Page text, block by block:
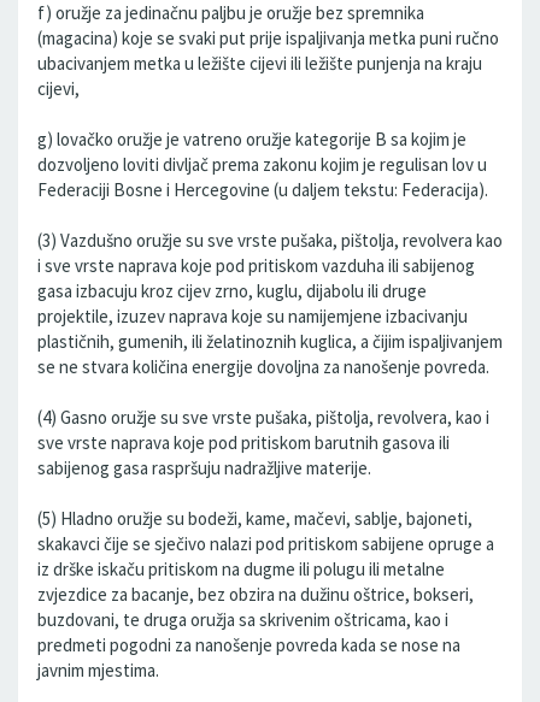
f) oružje za jedinačnu paljbu je oružje bez spremnika
(magacina) koje se svaki put prije ispaljivanja metka puni ručno
ubacivanjem metka u ležište cijevi ili ležište punjenja na kraju
cijevi,
g) lovačko oružje je vatreno oružje kategorije B sa kojim je
dozvoljeno loviti divljač prema zakonu kojim je regulisan lov u
Federaciji Bosne i Hercegovine (u daljem tekstu: Federacija).
(3) Vazdušno oružje su sve vrste pušaka, pištolja, revolvera kao
i sve vrste naprava koje pod pritiskom vazduha ili sabijenog
gasa izbacuju kroz cijev zrno, kuglu, dijabolu ili druge
projektile, izuzev naprava koje su namijemjene izbacivanju
plastičnih, gumenih, ili želatinoznih kuglica, a čijim ispaljivanjem
se ne stvara količina energije dovoljna za nanošenje povreda.
(4) Gasno oružje su sve vrste pušaka, pištolja, revolvera, kao i
sve vrste naprava koje pod pritiskom barutnih gasova ili
sabijenog gasa raspršuju nadražljive materije.
(5) Hladno oružje su bodeži, kame, mačevi, sablje, bajoneti,
skakavci čije se sječivo nalazi pod pritiskom sabijene opruge a
iz drške iskaču pritiskom na dugme ili polugu ili metalne
zvjezdice za bacanje, bez obzira na dužinu oštrice, bokseri,
buzdovani, te druga oružja sa skrivenim oštricama, kao i
predmeti pogodni za nanošenje povreda kada se nose na
javnim mjestima.